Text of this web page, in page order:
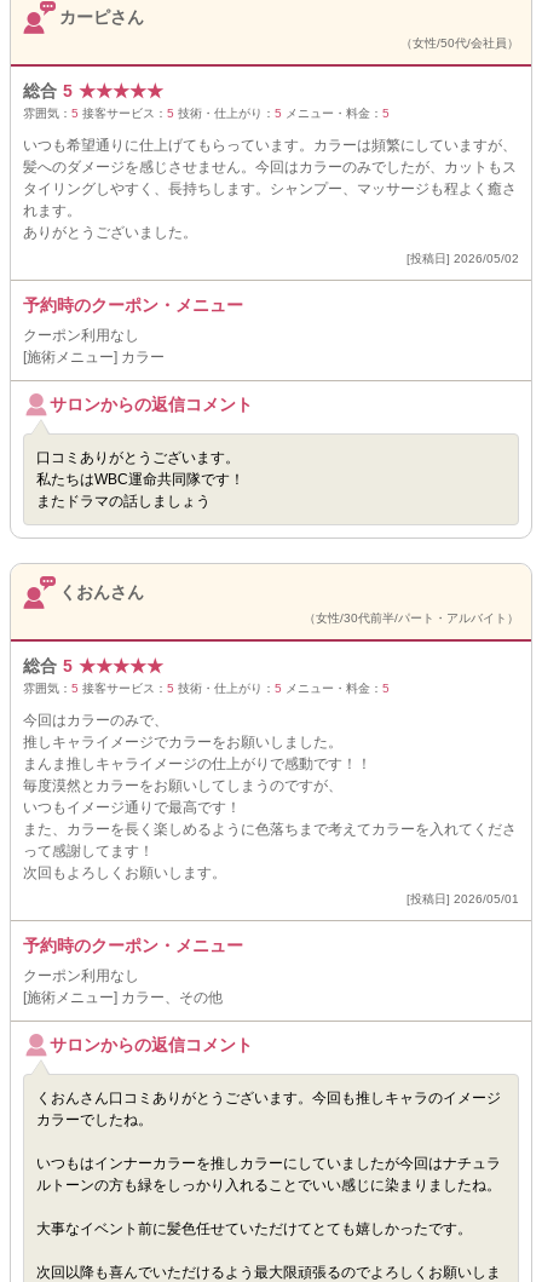
カーピさん
（女性/50代/会社員）
総合 5 ★★★★★
雰囲気： 5 接客サービス： 5 技術・仕上がり： 5 メニュー・料金： 5
いつも希望通りに仕上げてもらっています。カラーは頻繁にしていますが、
髪へのダメージを感じさせません。今回はカラーのみでしたが、カットもス
タイリングしやすく、長持ちします。シャンプー、マッサージも程よく癒さ
れます。
ありがとうございました。
[投稿日] 2026/05/02
予約時のクーポン・メニュー
クーポン利用なし
[施術メニュー] カラー
サロンからの返信コメント
口コミありがとうございます。
私たちはWBC運命共同隊です！
またドラマの話しましょう
くおんさん
（女性/30代前半/パート・アルバイト）
総合 5 ★★★★★
雰囲気： 5 接客サービス： 5 技術・仕上がり： 5 メニュー・料金： 5
今回はカラーのみで、
推しキャライメージでカラーをお願いしました。
まんま推しキャライメージの仕上がりで感動です！！
毎度漠然とカラーをお願いしてしまうのですが、
いつもイメージ通りで最高です！
また、カラーを長く楽しめるように色落ちまで考えてカラーを入れてくださ
って感謝してます！
次回もよろしくお願いします。
[投稿日] 2026/05/01
予約時のクーポン・メニュー
クーポン利用なし
[施術メニュー] カラー、その他
サロンからの返信コメント
くおんさん口コミありがとうございます。今回も推しキャラのイメージ
カラーでしたね。
いつもはインナーカラーを推しカラーにしていましたが今回はナチュラ
ルトーンの方も緑をしっかり入れることでいい感じに染まりましたね。
大事なイベント前に髪色任せていただけてとても嬉しかったです。
次回以降も喜んでいただけるよう最大限頑張るのでよろしくお願いしま